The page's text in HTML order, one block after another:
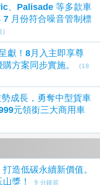
、Palisade 等多款車
月份符合噪音管制標
)
獻！8月入主即享尊
方案同步實施。
(18
成長，勇奪中型貨車
元領銜三大商用車
造低碳永續新價值。
獎！
9 分鐘前